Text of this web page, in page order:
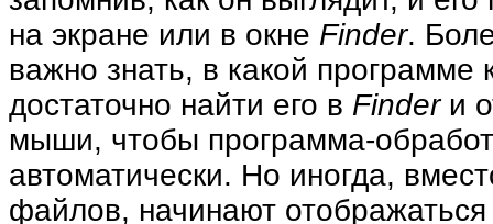
на экране или в окне Finder.
важно знать, в какой программе
достаточно найти его в Finderи
мыши, чтобы программа-
автоматически. Но иногда,
файлов, начинают